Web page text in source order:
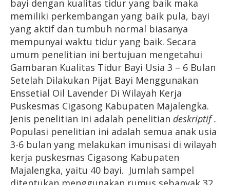
bayi dengan kualitas tidur yang baik maka
memiliki perkembangan yang baik pula, bayi
yang aktif dan tumbuh normal biasanya
mempunyai waktu tidur yang baik. Secara
umum penelitian ini bertujuan mengetahui
Gambaran Kualitas Tidur Bayi Usia 3 – 6 Bulan
Setelah Dilakukan Pijat Bayi Menggunakan
Enssetial Oil Lavender Di Wilayah Kerja
Puskesmas Cigasong Kabupaten Majalengka.
Jenis penelitian ini adalah penelitian deskriptif.
Populasi penelitian ini adalah semua anak usia
3-6 bulan yang melakukan imunisasi di wilayah
kerja puskesmas Cigasong Kabupaten
Majalengka, yaitu 40 bayi. Jumlah sampel